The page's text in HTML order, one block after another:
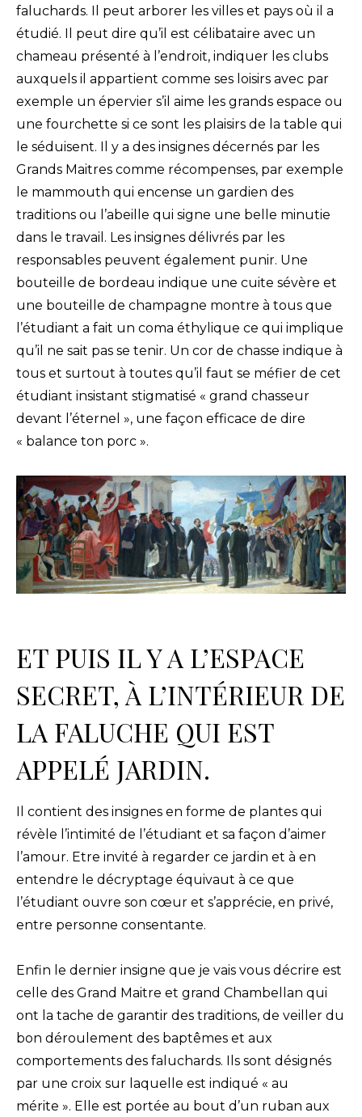
faluchards. Il peut arborer les villes et pays où il a
étudié. Il peut dire qu’il est célibataire avec un
chameau présenté à l’endroit, indiquer les clubs
auxquels il appartient comme ses loisirs avec par
exemple un épervier s’il aime les grands espace ou
une fourchette si ce sont les plaisirs de la table qui
le séduisent. Il y a des insignes décernés par les
Grands Maitres comme récompenses, par exemple
le mammouth qui encense un gardien des
traditions ou l’abeille qui signe une belle minutie
dans le travail. Les insignes délivrés par les
responsables peuvent également punir. Une
bouteille de bordeau indique une cuite sévère et
une bouteille de champagne montre à tous que
l’étudiant a fait un coma éthylique ce qui implique
qu’il ne sait pas se tenir. Un cor de chasse indique à
tous et surtout à toutes qu’il faut se méfier de cet
étudiant insistant stigmatisé « grand chasseur
devant l’éternel », une façon efficace de dire
« balance ton porc ».
ET PUIS IL Y A L’ESPACE
SECRET, À L’INTÉRIEUR DE
LA FALUCHE QUI EST
APPELÉ JARDIN.
Il contient des insignes en forme de plantes qui
révèle l’intimité de l’étudiant et sa façon d’aimer
l’amour. Etre invité à regarder ce jardin et à en
entendre le décryptage équivaut à ce que
l’étudiant ouvre son cœur et s’apprécie, en privé,
entre personne consentante.
Enfin le dernier insigne que je vais vous décrire est
celle des Grand Maitre et grand Chambellan qui
ont la tache de garantir des traditions, de veiller du
bon déroulement des baptêmes et aux
comportements des faluchards. Ils sont désignés
par une croix sur laquelle est indiqué « au
mérite ». Elle est portée au bout d’un ruban aux